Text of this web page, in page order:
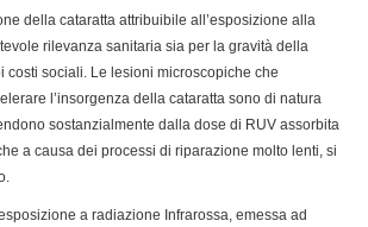
della cataratta attribuibile all’esposizione alla
rilevanza sanitaria sia per la gravità della
costi sociali. Le lesioni microscopiche che
l’insorgenza della cataratta sono di natura
sostanzialmente dalla dose di RUV assorbita
a causa dei processi di riparazione molto lenti, si
a radiazione Infrarossa, emessa ad